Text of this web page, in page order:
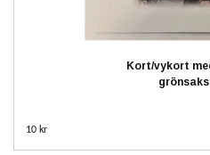
Kort/vykort
10 kr